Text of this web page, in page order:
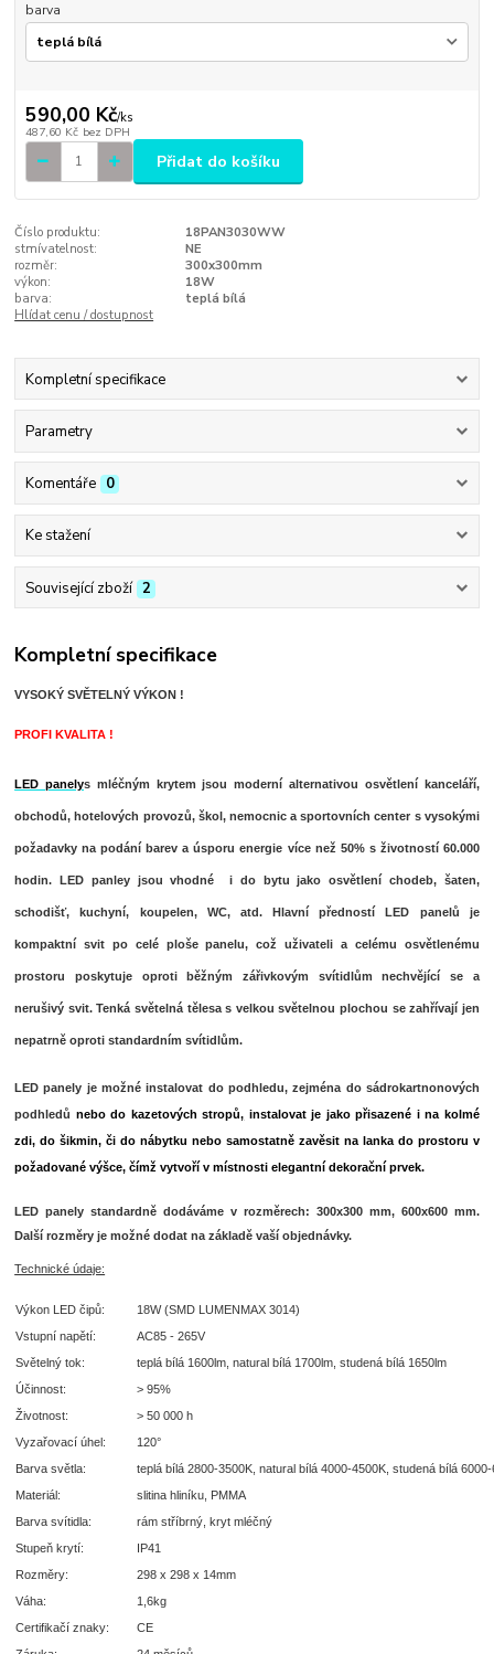
barva
590,00 Kč/ks
487,60 Kč bez DPH
Přidat do košíku
Číslo produktu:
18PAN3030WW
stmívatelnost:
NE
rozměr:
300x300mm
výkon:
18W
barva:
teplá bílá
Hlídat cenu / dostupnost
Kompletní specifikace
Parametry
Komentáře 0
Ke stažení
Související zboží 2
Kompletní specifikace
VYSOKÝ SVĚTELNÝ VÝKON !
PROFI KVALITA !
LED panelys mléčným krytem jsou moderní alternativou osvětlení kanceláří,
obchodů, hotelových provozů, škol, nemocnic a sportovních center s vysokými
požadavky na podání barev a úsporu energie více než 50% s životností 60.000
hodin. LED panley jsou vhodné i do bytu jako osvětlení chodeb, šaten,
schodišť, kuchyní, koupelen, WC, atd. Hlavní předností LED panelů je
kompaktní svit po celé ploše panelu, což uživateli a celému osvětlenému
prostoru poskytuje oproti běžným zářivkovým svítidlům nechvějící se a
nerušivý svit. Tenká světelná tělesa s velkou světelnou plochou se zahřívají jen
nepatrně oproti standardním svítidlům.
LED panely je možné instalovat do podhledu, zejména do sádrokartnonových
podhledů nebo do kazetových stropů, instalovat je jako přisazené i na kolmé
zdi, do šikmin, či do nábytku nebo samostatně zavěsit na lanka do prostoru v
požadované výšce, čímž vytvoří v místnosti elegantní dekorační prvek.
LED panely standardně dodáváme v rozměrech: 300x300 mm, 600x600 mm.
Další rozměry je možné dodat na základě vaší objednávky.
Technické údaje:
Výkon LED čipů:
18W (SMD LUMENMAX 3014)
Vstupní napětí:
AC85 - 265V
Světelný tok:
teplá bílá 1600lm, natural bílá 1700lm, studená bílá 1650lm
Účinnost:
> 95%
Životnost:
> 50 000 h
Vyzařovací úhel:
120°
Barva světla:
teplá bílá 2800-3500K, natural bílá 4000-4500K, studená bílá 6000-
Materiál:
slitina hliníku, PMMA
Barva svítidla:
rám stříbrný, kryt mléčný
Stupeň krytí:
IP41
Rozměry:
298 x 298 x 14mm
Váha:
1,6kg
Certifikačí znaky:
CE